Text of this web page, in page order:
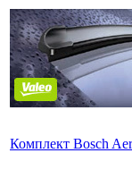
Комплект Bosch